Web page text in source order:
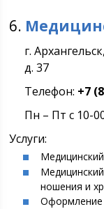
6.
г.
д. 37
Телефон: +7
Пн – Пт с 10-
Услуги:
ношения и
Оформление